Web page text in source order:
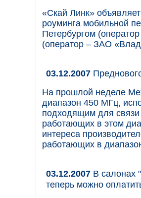
«Скай Линк»
роуминга мобильной
Петербургом
(оператор – ЗАО
03.12.2007
На прошлой неделе
диапазон 450 МГц,
подходящим для связи
работающих в этом
интереса
работающих в
03.12.2007 В салонах
теперь можно